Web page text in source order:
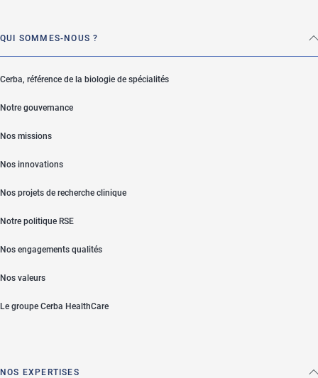
QUI SOMMES-NOUS ?
Cerba, référence de la biologie de spécialités
Notre gouvernance
Nos missions
Nos innovations
Nos projets de recherche clinique
Notre politique RSE
Nos engagements qualités
Nos valeurs
Le groupe Cerba HealthCare
NOS EXPERTISES